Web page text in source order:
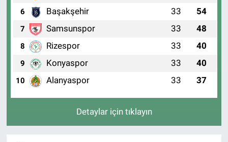
6 Başakşehir 33 54
7 Samsunspor 33 48
8 Rizespor 33 40
9 Konyaspor 33 40
10 Alanyaspor 33 37
Detaylar için tıklayın